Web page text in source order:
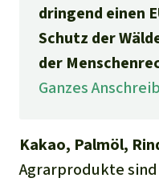
dringend einen
Schutz der
der
Ganzes
Kakao, Palmöl,
Agrarprodukte